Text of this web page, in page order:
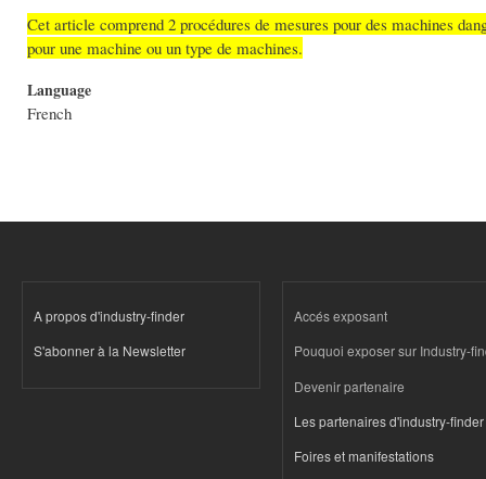
Cet article comprend 2 procédures de mesures pour des machines
pour une machine ou un type de machines.
Language
French
A propos d'industry-finder
S'abonner à la Newsletter
Accés exposant
Pouquoi exposer sur Industry-
Devenir partenaire
Les partenaires d'industry-finder
Foires et manifestations